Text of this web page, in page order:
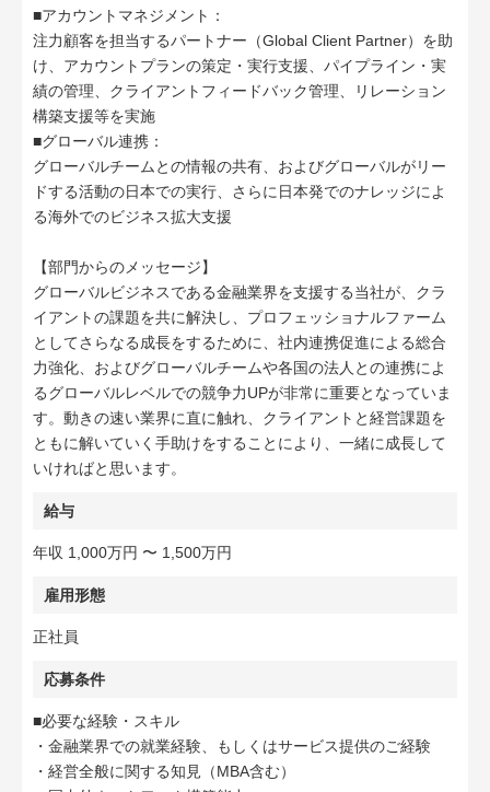
■アカウントマネジメント：
注力顧客を担当するパートナー（Global Client Partner）を助
け、アカウントプランの策定・実行支援、パイプライン・実
績の管理、クライアントフィードバック管理、リレーション
構築支援等を実施
■グローバル連携：
グローバルチームとの情報の共有、およびグローバルがリー
ドする活動の日本での実行、さらに日本発でのナレッジによ
る海外でのビジネス拡大支援
【部門からのメッセージ】
グローバルビジネスである金融業界を支援する当社が、クラ
イアントの課題を共に解決し、プロフェッショナルファーム
としてさらなる成長をするために、社内連携促進による総合
力強化、およびグローバルチームや各国の法人との連携によ
るグローバルレベルでの競争力UPが非常に重要となっていま
す。動きの速い業界に直に触れ、クライアントと経営課題を
ともに解いていく手助けをすることにより、一緒に成長して
いければと思います。
給与
年収 1,000万円 〜 1,500万円
雇用形態
正社員
応募条件
■必要な経験・スキル
・金融業界での就業経験、もしくはサービス提供のご経験
・経営全般に関する知見（MBA含む）